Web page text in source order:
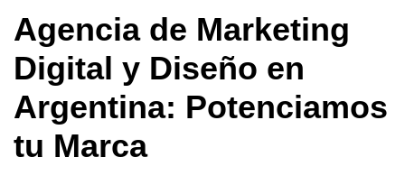
Agencia de Marketing
Digital y Diseño en
Argentina: Potenciamos
tu Marca